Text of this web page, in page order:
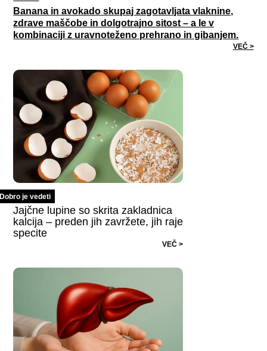
Banana in avokado skupaj zagotavljata vlaknine,
zdrave maščobe in dolgotrajno sitost – a le v
kombinaciji z uravnoteženo prehrano in gibanjem.
VEČ >
Dobro je vedeti
Jajčne lupine so skrita zakladnica
kalcija – preden jih zavržete, jih raje
specite
VEČ >